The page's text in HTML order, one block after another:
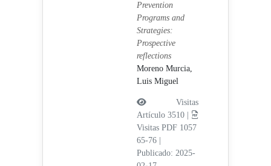
Prevention
Programs and
Strategies:
Prospective
reflections
Moreno Murcia,
Luis Miguel
Visitas
Artículo 3510 |
Visitas PDF 1057
65-76
Publicado: 2025-